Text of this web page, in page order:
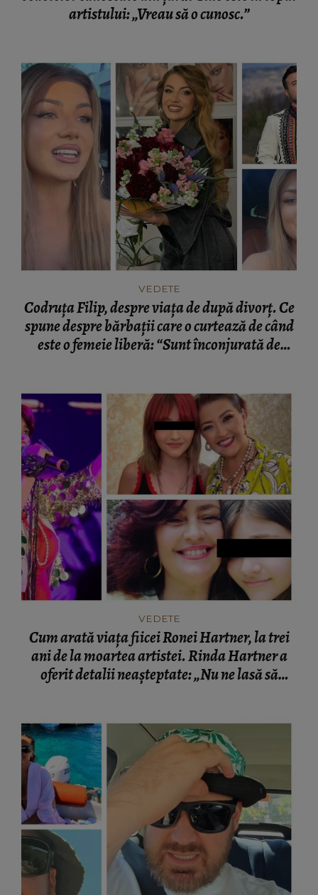
artistului: „Vreau să o cunosc.”
VEDETE
Codruța Filip, despre viața de după divorț. Ce
spune despre bărbații care o curtează de când
este o femeie liberă: “Sunt înconjurată de
VEDETE
Cum arată viața fiicei Ronei Hartner, la trei
ani de la moartea artistei. Rinda Hartner a
oferit detalii neașteptate: „Nu ne lasă să